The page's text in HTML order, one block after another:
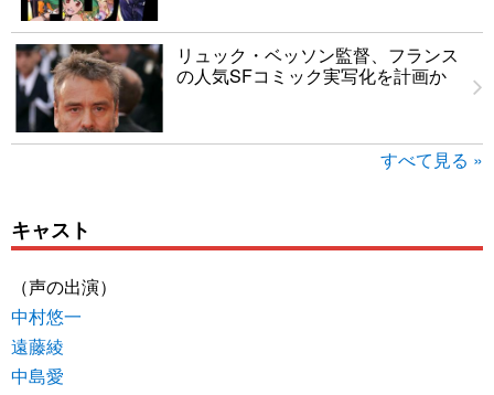
リュック・ベッソン監督、フランス
の人気SFコミック実写化を計画か
すべて見る »
キャスト
（声の出演）
中村悠一
遠藤綾
中島愛